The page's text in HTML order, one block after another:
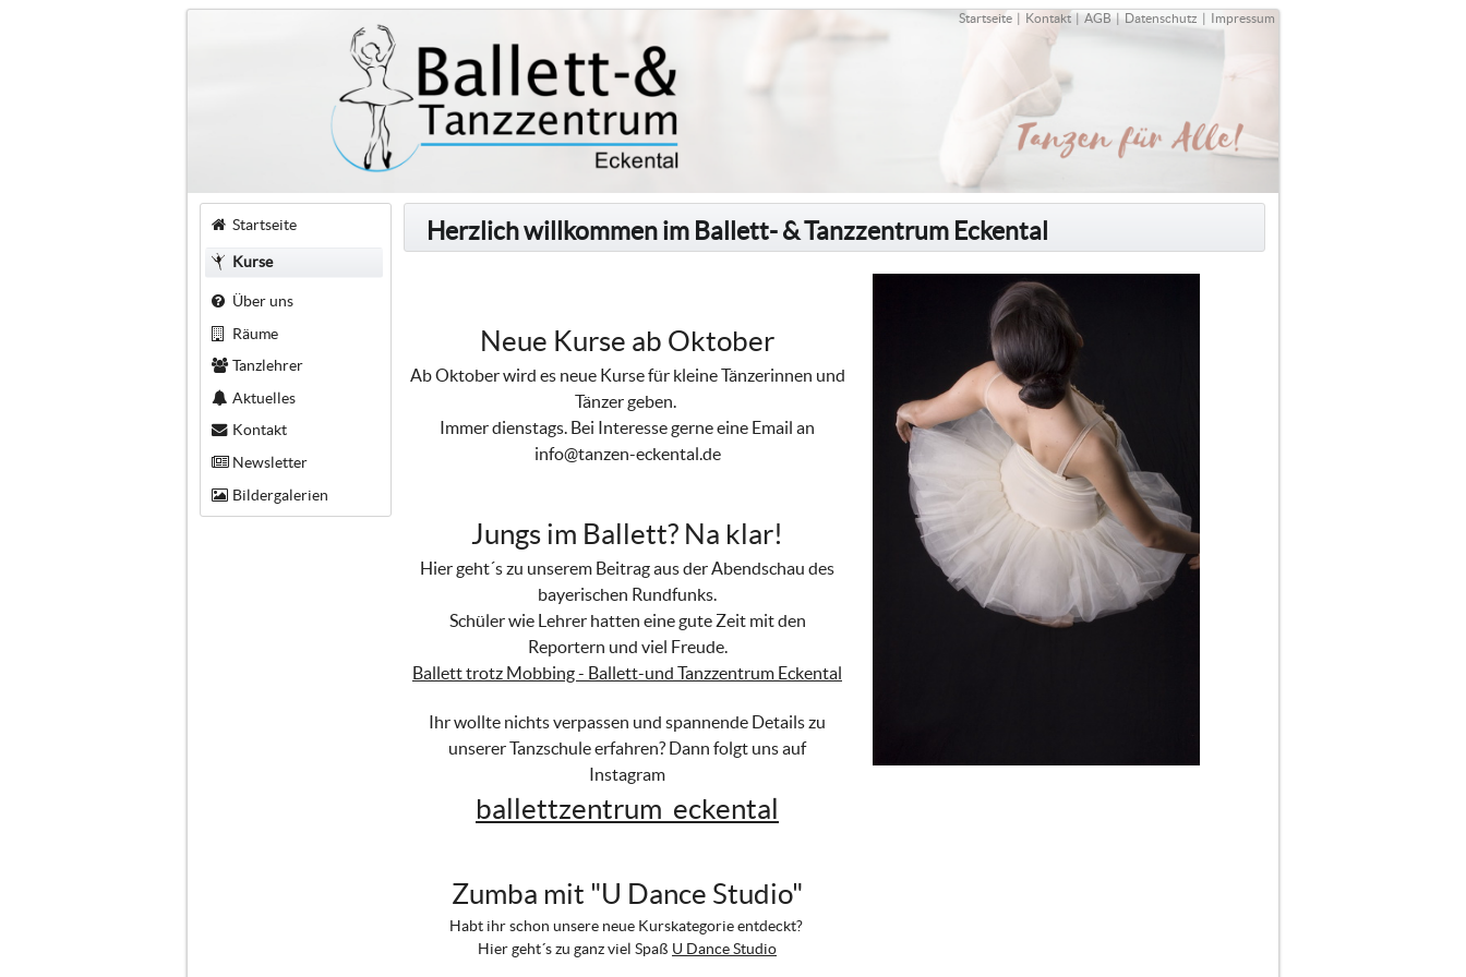
Startseite | Kontakt | AGB | Datenschutz | Impressum
Startseite
Kurse
Über uns
Räume
Tanzlehrer
Aktuelles
Kontakt
Newsletter
Bildergalerien
Herzlich willkommen im Ballett- & Tanzzentrum Eckental
Neue Kurse ab Oktober
Ab Oktober wird es neue Kurse für kleine Tänzerinnen und
Tänzer geben.
Immer dienstags. Bei Interesse gerne eine Email an
info@tanzen-eckental.de
Jungs im Ballett? Na klar!
Hier geht´s zu unserem Beitrag aus der Abendschau des
bayerischen Rundfunks.
Schüler wie Lehrer hatten eine gute Zeit mit den
Reportern und viel Freude.
Ballett trotz Mobbing - Ballett-und Tanzzentrum Eckental
Ihr wollte nichts verpassen und spannende Details zu
unserer Tanzschule erfahren? Dann folgt uns auf
Instagram
ballettzentrum_eckental
Zumba mit "U Dance Studio"
Habt ihr schon unsere neue Kurskategorie entdeckt?
Hier geht´s zu ganz viel Spaß U Dance Studio